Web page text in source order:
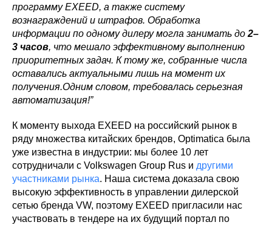
программу EXEED, а также систему
вознаграждений и штрафов. Обработка
информации по одному дилеру могла занимать до 2–
3 часов, что мешало эффективному выполнению
приоритетных задач. К тому же, собранные числа
оставались актуальными лишь на момент их
получения.Одним словом, требовалась серьезная
автоматизация!”
К моменту выхода EXEED на российский рынок в
ряду множества китайских брендов, Optimatica была
уже известна в индустрии: мы более 10 лет
сотрудничали с Volkswagen Group Rus и другими
участниками рынка. Наша система доказала свою
высокую эффективность в управлении дилерской
сетью бренда VW, поэтому EXEED пригласили нас
участвовать в тендере на их будущий портал по